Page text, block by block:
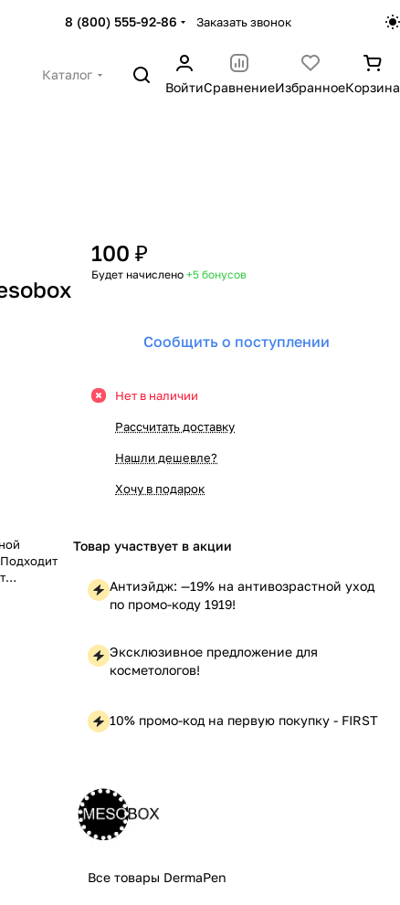
8 (800) 555-92-86 Заказать звонок
Каталог
ВойтиСравнениеИзбранноеКорзина
100 ₽
Будет начислено +5 бонусов
Сообщить о поступлении
Нет в наличии
Рассчитать доставку
Нашли дешевле?
Хочу в подарок
Товар участвует в акции
Антиэйдж: —19% на антивозрастной уход
по промо-коду 1919!
Эксклюзивное предложение для
косметологов!
10% промо-код на первую покупку - FIRST
Все товары DermaPen